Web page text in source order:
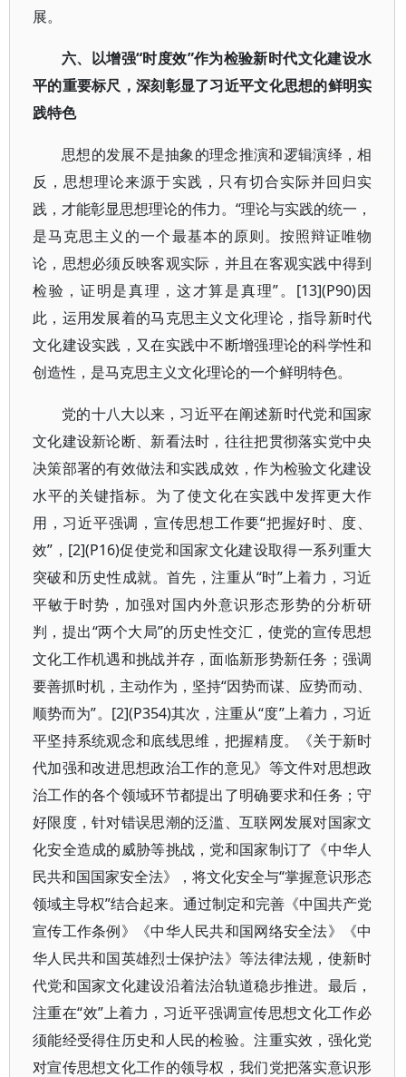
展。
六、以增强“时度效”作为检验新时代文化建设水
平的重要标尺，深刻彰显了习近平文化思想的鲜明实
践特色
思想的发展不是抽象的理念推演和逻辑演绎，相
反，思想理论来源于实践，只有切合实际并回归实
践，才能彰显思想理论的伟力。“理论与实践的统一，
是马克思主义的一个最基本的原则。按照辩证唯物
论，思想必须反映客观实际，并且在客观实践中得到
检验，证明是真理，这才算是真理”。[13](P90)因
此，运用发展着的马克思主义文化理论，指导新时代
文化建设实践，又在实践中不断增强理论的科学性和
创造性，是马克思主义文化理论的一个鲜明特色。
党的十八大以来，习近平在阐述新时代党和国家
文化建设新论断、新看法时，往往把贯彻落实党中央
决策部署的有效做法和实践成效，作为检验文化建设
水平的关键指标。为了使文化在实践中发挥更大作
用，习近平强调，宣传思想工作要“把握好时、度、
效”，[2](P16)促使党和国家文化建设取得一系列重大
突破和历史性成就。首先，注重从“时”上着力，习近
平敏于时势，加强对国内外意识形态形势的分析研
判，提出“两个大局”的历史性交汇，使党的宣传思想
文化工作机遇和挑战并存，面临新形势新任务；强调
要善抓时机，主动作为，坚持“因势而谋、应势而动、
顺势而为”。[2](P354)其次，注重从“度”上着力，习近
平坚持系统观念和底线思维，把握精度。《关于新时
代加强和改进思想政治工作的意见》等文件对思想政
治工作的各个领域环节都提出了明确要求和任务；守
好限度，针对错误思潮的泛滥、互联网发展对国家文
化安全造成的威胁等挑战，党和国家制订了《中华人
民共和国国家安全法》，将文化安全与“掌握意识形态
领域主导权”结合起来。通过制定和完善《中国共产党
宣传工作条例》《中华人民共和国网络安全法》《中
华人民共和国英雄烈士保护法》等法律法规，使新时
代党和国家文化建设沿着法治轨道稳步推进。最后，
注重在“效”上着力，习近平强调宣传思想文化工作必
须能经受得住历史和人民的检验。注重实效，强化党
对宣传思想文化工作的领导权，我们党把落实意识形